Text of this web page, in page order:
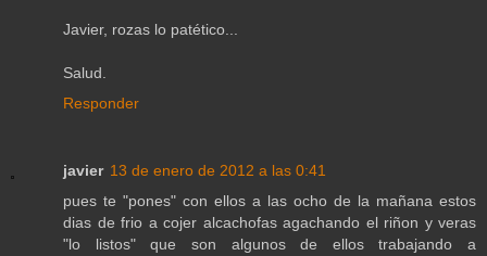
Javier, rozas lo patético...
Salud.
Responder
javier 13 de enero de 2012 a las 0:41
pues te "pones" con ellos a las ocho de la mañana estos
dias de frio a cojer alcachofas agachando el riñon y veras
"lo listos" que son algunos de ellos trabajando a